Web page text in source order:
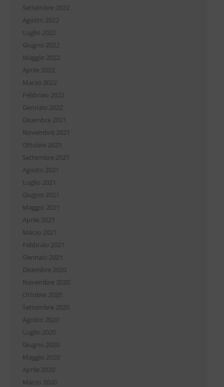
Settembre 2022
Agosto 2022
Luglio 2022
Giugno 2022
Maggio 2022
Aprile 2022
Marzo 2022
Febbraio 2022
Gennaio 2022
Dicembre 2021
Novembre 2021
Ottobre 2021
Settembre 2021
Agosto 2021
Luglio 2021
Giugno 2021
Maggio 2021
Aprile 2021
Marzo 2021
Febbraio 2021
Gennaio 2021
Dicembre 2020
Novembre 2020
Ottobre 2020
Settembre 2020
Agosto 2020
Luglio 2020
Giugno 2020
Maggio 2020
Aprile 2020
Marzo 2020